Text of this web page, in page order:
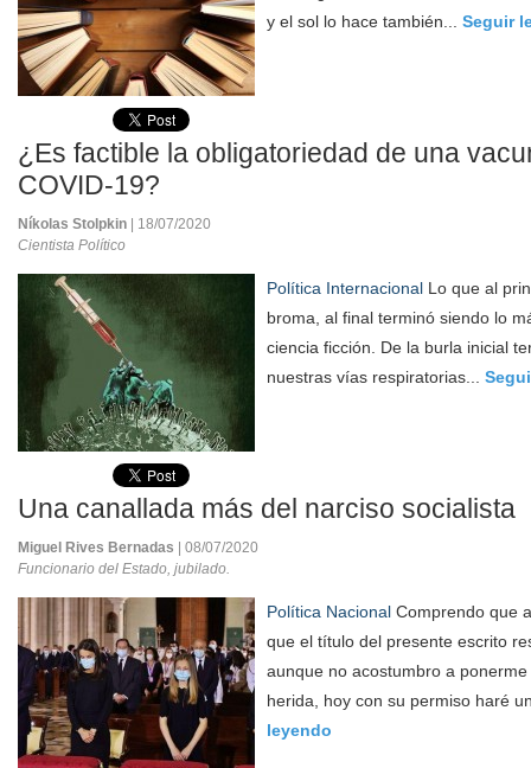
y el sol lo hace también... Seguir
¿Es factible la obligatoriedad de una
COVID-19?
Níkolas Stolpkin
| 18/07/2020
Cientista Político
Política Internacional Lo que al
broma, al final terminó siendo lo
ciencia ficción. De la burla inicial
nuestras vías respiratorias...
Una canallada más del narciso socialista
Miguel Rives Bernadas
| 08/07/2020
Funcionario del Estado, jubilado.
Política Nacional Comprendo que
que el título del presente escrito
aunque no acostumbro a
herida, hoy con su permiso haré
leyendo